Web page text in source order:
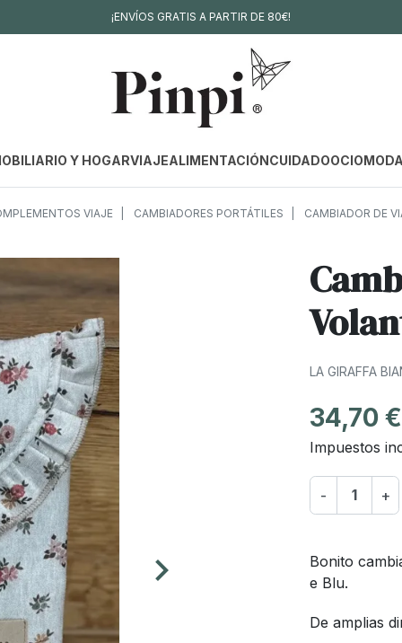
¡ENVÍOS GRATIS A PARTIR DE 80€!
Y HOGARVIAJEALIMENTACIÓNCUIDADOOCIO
VIAJE CAMBIADORES PORTÁTILES CAMBIADOR DE
Siguiente
keyboard_arrow_right
LA GIRAFFA
34,70 €
Impuestos
- +
Bonito
e Blu.
De amplias